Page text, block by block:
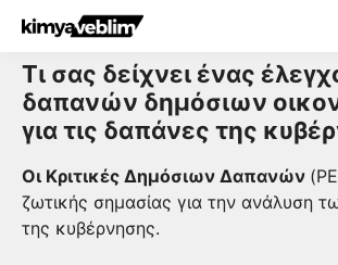
Skip
content
Τι σας δείχνει ένας
δαπανών δημόσιων
για τις δαπάνες της
Οι Κριτικές Δημόσιων Δαπανών
ζωτικής σημασίας για την ανάλυση
της κυβέρνησης.